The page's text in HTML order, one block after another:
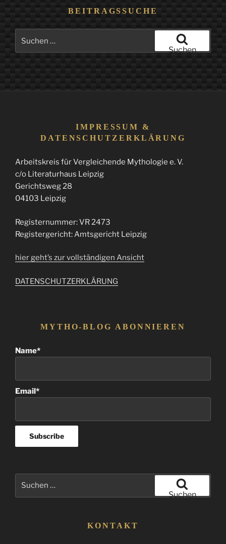
BEITRAGSSUCHE
Suchen
IMPRESSUM &
DATENSCHUTZERKLÄRUNG
Arbeitskreis für Vergleichende Mythologie e. V.
c/o Literaturhaus Leipzig
Gerichtsweg 28
04103 Leipzig
Registernummer: VR 2473
Registergericht: Amtsgericht Leipzig
hier geht’s zur vollständigen Ansicht
DATENSCHUTZERKLÄRUNG
MYTHO-BLOG ABONNIEREN
Name*
Email*
Suchen
KONTAKT